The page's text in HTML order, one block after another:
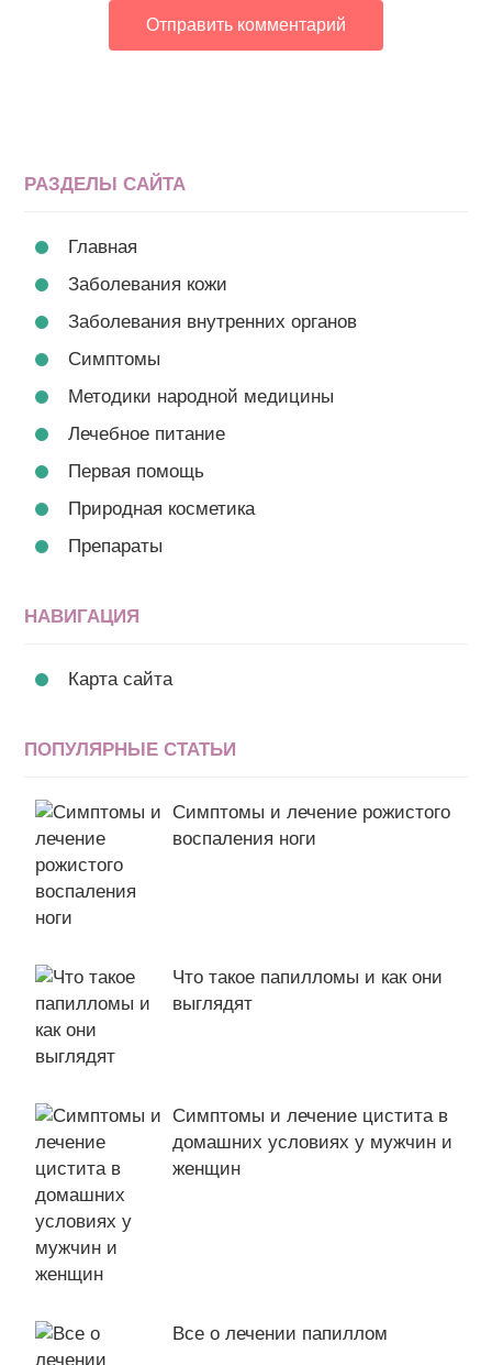
РАЗДЕЛЫ САЙТА
Главная
Заболевания кожи
Заболевания внутренних органов
Симптомы
Методики народной медицины
Лечебное питание
Первая помощь
Природная косметика
Препараты
НАВИГАЦИЯ
Карта сайта
ПОПУЛЯРНЫЕ СТАТЬИ
Симптомы и лечение рожистого
воспаления ноги
Что такое папилломы и как они
выглядят
Симптомы и лечение цистита в
домашних условиях у мужчин и
женщин
Все о лечении папиллом